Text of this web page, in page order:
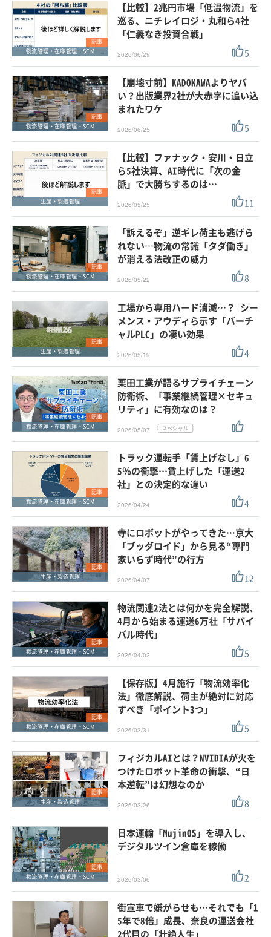
記事
物流管理・在庫管理・SCM
【比較】2兆円市場「低温物流」を
巡る、ニチレイロジ・丸和ら4社
「仁義なき投資合戦」
2026/06/29 5
記事
物流管理・在庫管理・SCM
【崩壊寸前】KADOKAWAよりヤバ
い？出版業界2社が大赤字に追い込
まれたワケ
2026/06/25 5
記事
生産・製造管理
【比較】ファナック・安川・日立
ら5社決算、AI時代に「次の金
脈」で大勝ちするのは…
2026/05/25 11
記事
物流管理・在庫管理・SCM
「訴えるぞ」逆ギレ荷主も逃げら
れない…物流の常識「タダ働き」
が消える法改正の威力
2026/05/22 8
記事
生産・製造管理
工場から専用ハード消滅…？ シー
メンス・アウディら示す「バーチ
ャルPLC」の凄い効果
2026/05/19 4
記事
物流管理・在庫管理・SCM
栗田工業が語るサプライチェーン
防衛術、「事業継続管理×セキュ
リティ」に有効なのは？
2026/05/07
記事
物流管理・在庫管理・SCM
トラック運転手「賃上げなし」6
5％の衝撃…賃上げした「運送2
社」との決定的な違い
2026/04/24 4
記事
生産・製造管理
寺にロボットがやってきた…京大
「ブッダロイド」から見る“専門
家いらず時代”の行方
2026/04/07 12
記事
物流管理・在庫管理・SCM
物流関連2法とは何かを完全解説、
4月から始まる運送6万社「サバイ
バル時代」
2026/04/02 5
記事
物流管理・在庫管理・SCM
【保存版】4月施行「物流効率化
法」徹底解説、荷主が絶対に対応
すべき「ポイント3つ」
2026/03/31 5
記事
生産・製造管理
フィジカルAIとは？NVIDIAが火を
つけたロボット革命の衝撃、“日
本逆転”は幻想なのか
2026/03/26 8
記事
物流管理・在庫管理・SCM
日本運輸「MujinOS」を導入し、
デジタルツイン倉庫を稼働
2026/03/06 2
街宣車で嫌がらせも…それでも「1
5年で8倍」成長、奈良の運送会社
2代目の「壮絶人生」